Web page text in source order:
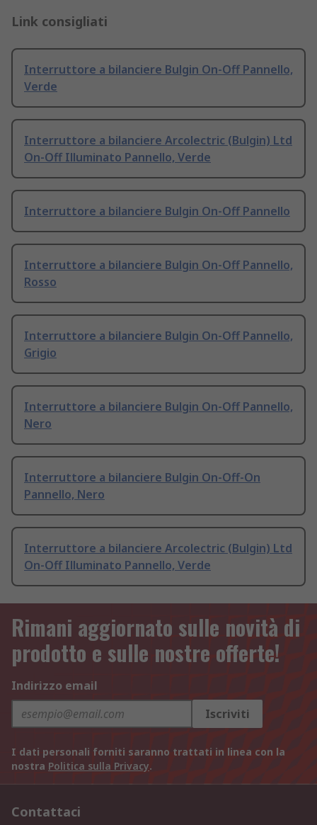
Link consigliati
Interruttore a bilanciere Bulgin On-Off Pannello,
Verde
Interruttore a bilanciere Arcolectric (Bulgin) Ltd
On-Off Illuminato Pannello, Verde
Interruttore a bilanciere Bulgin On-Off Pannello
Interruttore a bilanciere Bulgin On-Off Pannello,
Rosso
Interruttore a bilanciere Bulgin On-Off Pannello,
Grigio
Interruttore a bilanciere Bulgin On-Off Pannello,
Nero
Interruttore a bilanciere Bulgin On-Off-On
Pannello, Nero
Interruttore a bilanciere Arcolectric (Bulgin) Ltd
On-Off Illuminato Pannello, Verde
Rimani aggiornato sulle novità di
prodotto e sulle nostre offerte!
Indirizzo email
Iscriviti
I dati personali forniti saranno trattati in linea con la
nostra Politica sulla Privacy.
Contattaci